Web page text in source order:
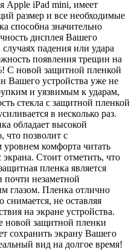
Apple iPad mini, имеет
размер и все необходимые
способна значительно
дисплея Вашего
случаях падения или удара
появления трещин на
С новой защитной пленкой
Вашего устройства уже не
и уязвимым к ударам,
стекла с защитной пленкой
в несколько раз.
обладает высокой
что позволит с
комфорта читать
Стоит отметить, что
пленка является
почти незаметной
глазом. Пленка отлично
снимается, не оставляя
на экране устройства.
новой защитной пленки
сохранить экрану Вашего
вид на долгое время!